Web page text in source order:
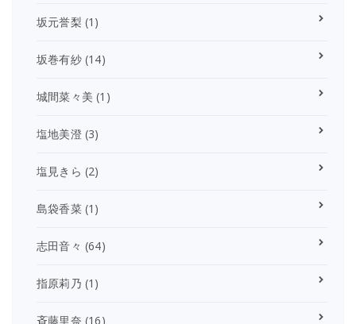
坂元誉梨 (1)
坂巻有紗(14)
城間菜々美 (1)
塩地美澄(3)
塩見きら (2)
島袋香菜(1)
志田音々 (64)
指原莉乃 (1)
斉藤里奈 (16)